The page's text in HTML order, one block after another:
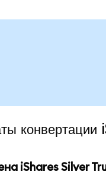
iShares Silver